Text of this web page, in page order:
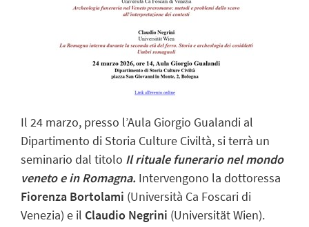
Il 24 marzo, presso l’Aula Giorgio Gualandi al
Dipartimento di Storia Culture Civiltà, si terrà un
seminario dal titolo Il rituale funerario nel mondo
veneto e in Romagna. Intervengono la dottoressa
Fiorenza Bortolami (Università Ca Foscari di
Venezia) e il Claudio Negrini (Universität Wien).